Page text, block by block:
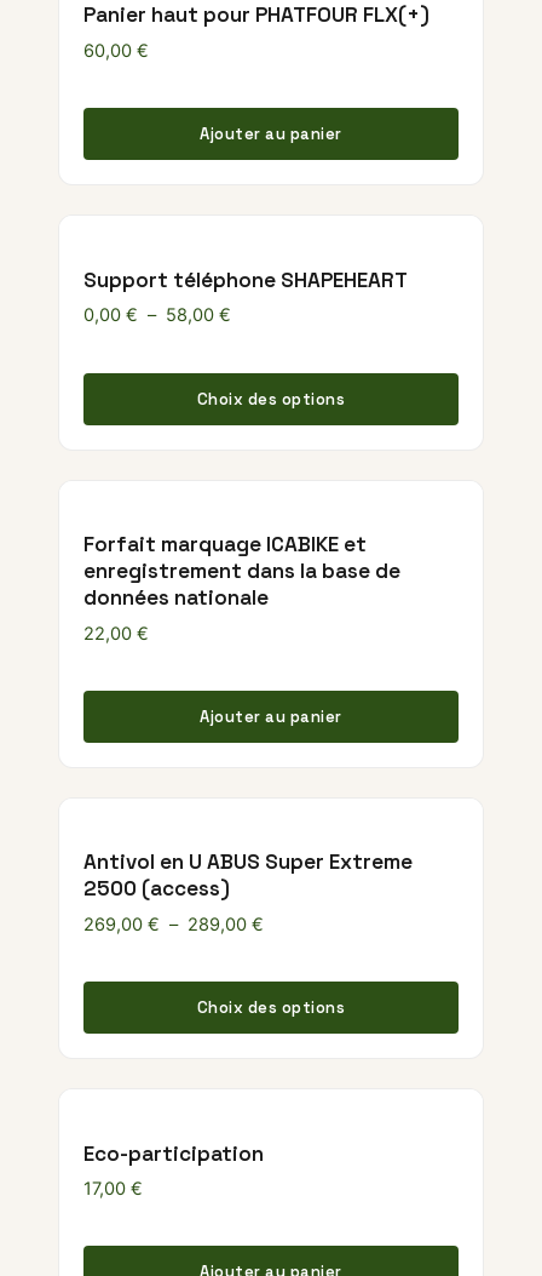
Panier haut pour PHATFOUR FLX(+)
60,00 €
Ajouter au panier
Support téléphone SHAPEHEART
0,00 € – 58,00 €
Choix des options
Ce
Forfait marquage ICABIKE et
enregistrement dans la base de
données nationale
22,00 €
Ajouter au panier
Antivol en U ABUS Super Extreme
2500 (access)
269,00 € – 289,00 €
Choix des options
Ce
Eco-participation
17,00 €